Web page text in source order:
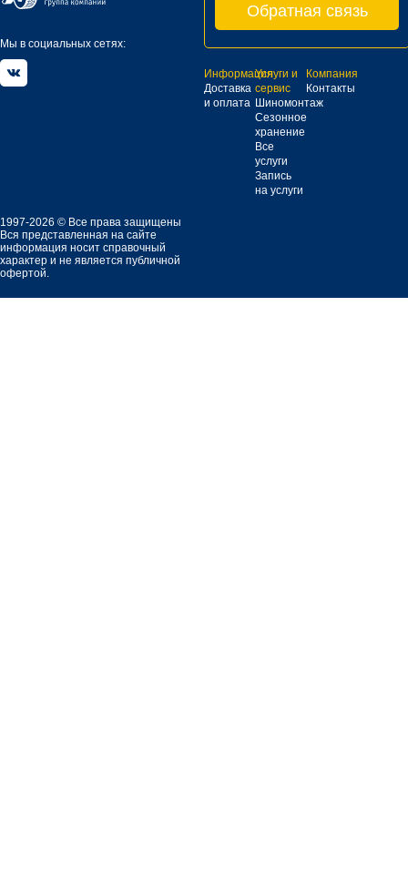
Мы в социальных сетях:
Обратная связь
Информация
Доставка
и оплата
Услуги и
сервис
Шиномонтаж
Сезонное
хранение
Все
услуги
Запись
на услуги
Компания
Контакты
1997-2026 © Все права защищены
Вся представленная на сайте
информация носит справочный
характер и не является публичной
офертой.